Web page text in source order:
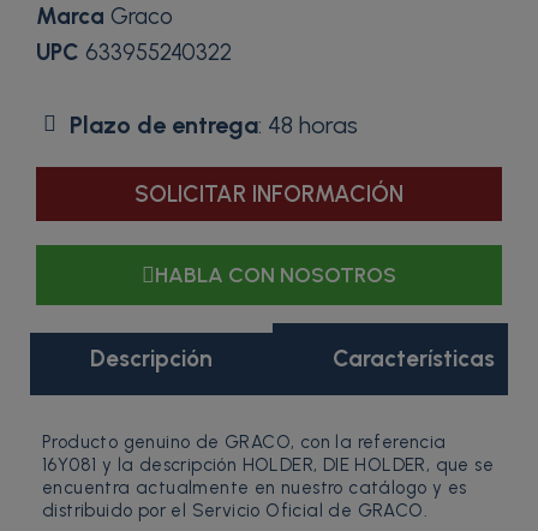
Marca Graco
UPC 633955240322
Plazo de entrega: 48 horas
SOLICITAR INFORMACIÓN
HABLA CON NOSOTROS
Descripción Características
Producto genuino de GRACO, con la referencia
16Y081 y la descripción HOLDER, DIE HOLDER, que se
encuentra actualmente en nuestro catálogo y es
distribuido por el Servicio Oficial de GRACO.